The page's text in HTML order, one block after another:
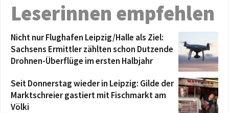
Leserinnen empfehlen
Nicht nur Flughafen Leipzig/Halle als Ziel:
Sachsens Ermittler zählten schon Dutzende
Drohnen-Überflüge im ersten Halbjahr
Seit Donnerstag wieder in Leipzig: Gilde der
Marktschreier gastiert mit Fischmarkt am
Völki